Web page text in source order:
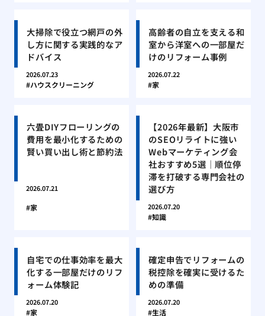
大掃除で役立つ網戸の外
し方に関する実践的なア
ドバイス
2026.07.23
ハウスクリーニング
高齢者の自立を支える和
室から洋室への一部屋だ
けのリフォーム事例
2026.07.22
家
六畳DIYフローリングの
費用を最小化するための
賢い買い出し術と節約法
2026.07.21
家
【2026年最新】大阪市
のSEOリライトに強い
Webマーケティング会
社おすすめ5選｜順位停
滞を打破する専門会社の
選び方
2026.07.20
知識
自宅での仕事効率を最大
化する一部屋だけのリフ
ォーム体験記
2026.07.20
家
確定申告でリフォームの
税控除を確実に受けるた
めの準備
2026.07.20
生活